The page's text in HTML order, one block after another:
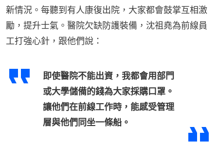
新情況。每聽到有人康復出院，大家都會鼓掌互相激
勵，提升士氣。醫院欠缺防護裝備，沈祖堯為前線員
工打強心針，跟他們說：
即使醫院不能出資，我都會用部門
或大學儲備的錢為大家採購口罩。
讓他們在前線工作時，能感受管理
層與他們同坐一條船。